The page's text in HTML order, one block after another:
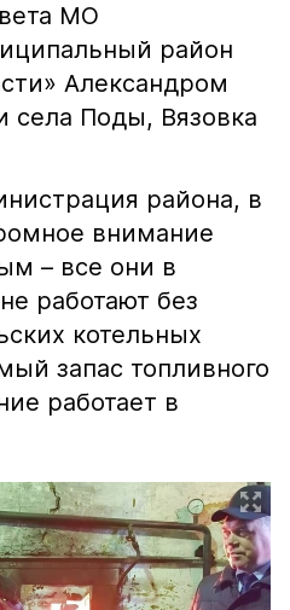
МО
район
Александром
села Поды, Вязовка
района, в
внимание
– все они в
работают без
котельных
запас топливного
работает в